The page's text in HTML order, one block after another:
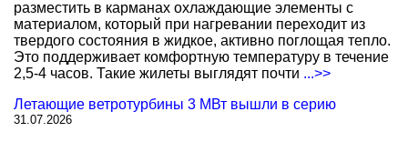
разместить в карманах охлаждающие элементы с
материалом, который при нагревании переходит из
твердого состояния в жидкое, активно поглощая тепло.
Это поддерживает комфортную температуру в течение
2,5-4 часов. Такие жилеты выглядят почти ...>>
Летающие ветротурбины 3 МВт вышли в серию
31.07.2026